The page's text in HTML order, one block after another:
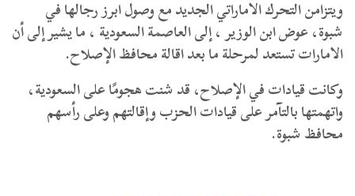
ويتزامن التحرك الاماراتي الجديد مع وصول ابرز رجالها في
شبوة، عوض ابن الوزير ، إلى العاصمة السعودية ، ما يشير إلى أن
الامارات تستعد لمرحلة ما بعد اقالة محافظ الإصلاح.
وكانت قيادات في الإصلاح، قد شنت هجومًا على السعودية،
واتهمتها بالتآمر على قيادات الحزب وإقالتهم وعلى رأسهم
محافظ شبوة.